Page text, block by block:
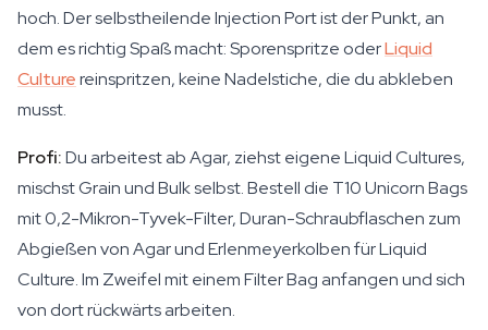
hoch. Der selbstheilende Injection Port ist der Punkt, an
dem es richtig Spaß macht: Sporenspritze oderLiquid
Culturereinspritzen, keine Nadelstiche, die du abkleben
musst.
Profi:Du arbeitest ab Agar, ziehst eigene Liquid Cultures,
mischst Grain und Bulk selbst. Bestell die T10 Unicorn Bags
mit 0,2-Mikron-Tyvek-Filter, Duran-Schraubflaschen zum
Abgießen von Agar und Erlenmeyerkolben für Liquid
Culture. Im Zweifel mit einem Filter Bag anfangen und sich
von dort rückwärts arbeiten.